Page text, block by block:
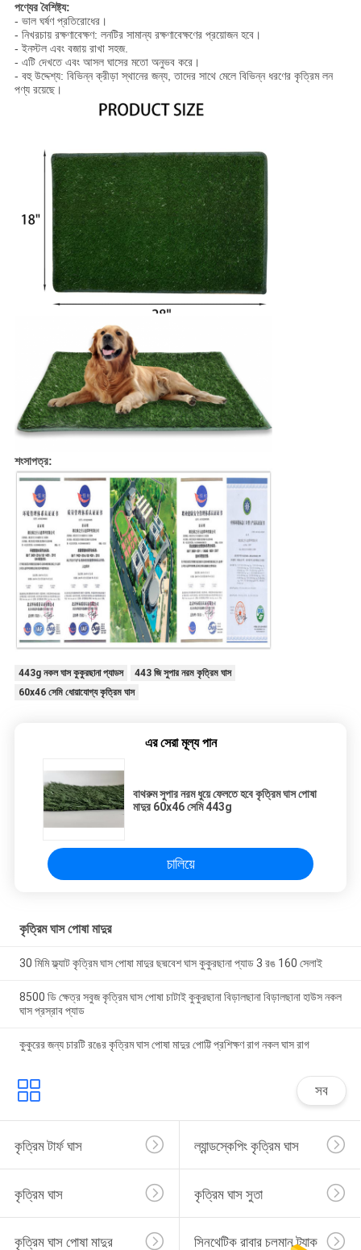
পণ্যের বৈশিষ্ট্য:
- ভাল ঘর্ষণ প্রতিরোধের।
- নিখরচায় রক্ষণাবেক্ষণ: লনটির সামান্য রক্ষণাবেক্ষণের প্রয়োজন হবে।
- ইনস্টল এবং বজায় রাখা সহজ.
- এটি দেখতে এবং আসল ঘাসের মতো অনুভব করে।
- বহু উদ্দেশ্য: বিভিন্ন ক্রীড়া স্থানের জন্য, তাদের সাথে মেলে বিভিন্ন ধরণের কৃত্রিম লন
পণ্য রয়েছে।
শংসাপত্র:
443g নকল ঘাস কুকুরছানা প্যাডস
443 জি সুপার নরম কৃত্রিম ঘাস
60x46 সেমি ধোয়াযোগ্য কৃত্রিম ঘাস
এর সেরা মূল্য পান
বাথরুম সুপার নরম ধুয়ে ফেলতে হবে কৃত্রিম ঘাস পোষা
মাদুর 60x46 সেমি 443g
চালিয়ে
কৃত্রিম ঘাস পোষা মাদুর
30 মিমি ফ্ল্যাট কৃত্রিম ঘাস পোষা মাদুর ছদ্মবেশ ঘাস কুকুরছানা প্যাড 3 রঙ 160 সেলাই
8500 ডি ক্ষেত্র সবুজ কৃত্রিম ঘাস পোষা চাটাই কুকুরছানা বিড়ালছানা বিড়ালছানা হাউস নকল
ঘাস প্রস্রাব প্যাড
কুকুরের জন্য চারটি রঙের কৃত্রিম ঘাস পোষা মাদুর পোট্টি প্রশিক্ষণ রাগ নকল ঘাস রাগ
সব
কৃত্রিম টার্ফ ঘাস ল্যান্ডস্কেপিং কৃত্রিম ঘাস
কৃত্রিম ঘাস কৃত্রিম ঘাস সুতা
কৃত্রিম ঘাস পোষা মাদুর সিনথেটিক রাবার চলমান ট্র্যাক